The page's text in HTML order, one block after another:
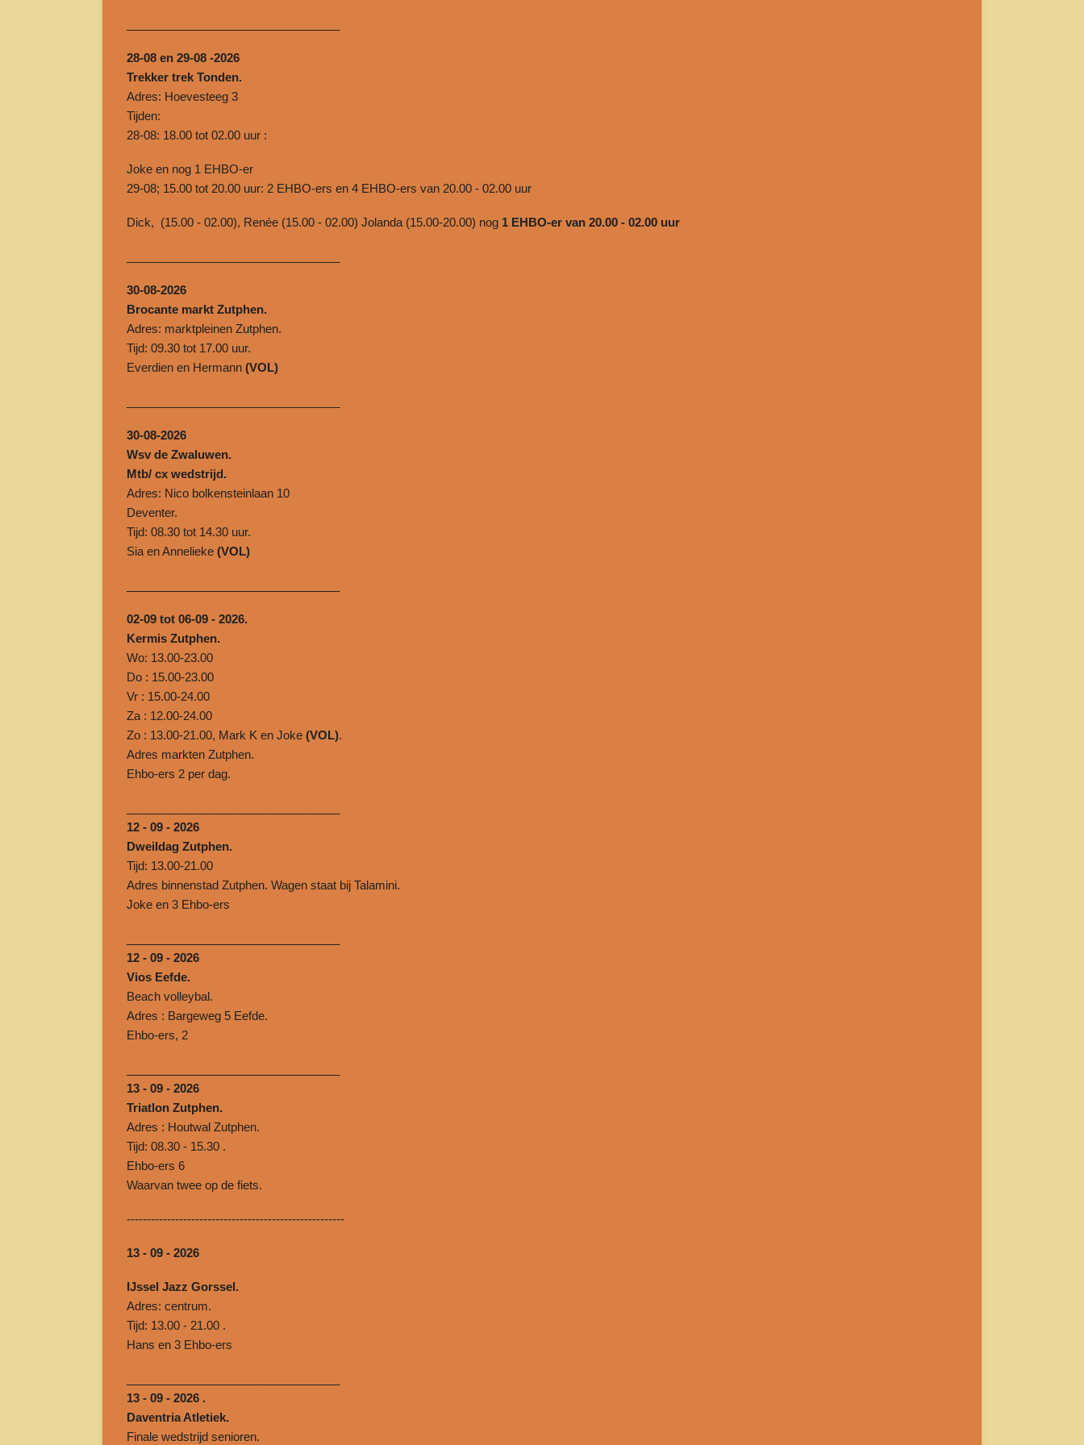
28-08 en 29-08 -2026
Trekker trek Tonden.
Adres: Hoevesteeg 3
Tijden:
28-08: 18.00 tot 02.00 uur :
Joke en nog 1 EHBO-er
29-08; 15.00 tot 20.00 uur: 2 EHBO-ers en 4 EHBO-ers van 20.00 - 02.00 uur
Dick, (15.00 - 02.00), Renée (15.00 - 02.00) Jolanda (15.00-20.00) nog 1 EHBO-er van 20.00 - 02.00 uur
30-08-2026
Brocante markt Zutphen.
Adres: marktpleinen Zutphen.
Tijd: 09.30 tot 17.00 uur.
Everdien en Hermann (VOL)
30-08-2026
Wsv de Zwaluwen.
Mtb/ cx wedstrijd.
Adres: Nico bolkensteinlaan 10
Deventer.
Tijd: 08.30 tot 14.30 uur.
Sia en Annelieke (VOL)
02-09 tot 06-09 - 2026.
Kermis Zutphen.
Wo: 13.00-23.00
Do : 15.00-23.00
Vr : 15.00-24.00
Za : 12.00-24.00
Zo : 13.00-21.00, Mark K en Joke (VOL).
Adres markten Zutphen.
Ehbo-ers 2 per dag.
12 - 09 - 2026
Dweildag Zutphen.
Tijd: 13.00-21.00
Adres binnenstad Zutphen. Wagen staat bij Talamini.
Joke en 3 Ehbo-ers
12 - 09 - 2026
Vios Eefde.
Beach volleybal.
Adres : Bargeweg 5 Eefde.
Ehbo-ers, 2
13 - 09 - 2026
Triatlon Zutphen.
Adres : Houtwal Zutphen.
Tijd: 08.30 - 15.30 .
Ehbo-ers 6
Waarvan twee op de fiets.
‐--------------------‐--------------------------------
13 - 09 - 2026
IJssel Jazz Gorssel.
Adres: centrum.
Tijd: 13.00 - 21.00 .
Hans en 3 Ehbo-ers
13 - 09 - 2026 .
Daventria Atletiek.
Finale wedstrijd senioren.